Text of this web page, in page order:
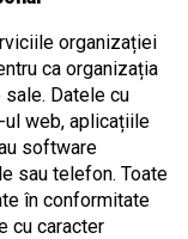
organizației
ca organizația
Datele cu
web, aplicațiile
software
sau telefon. Toate
în conformitate
cu caracter